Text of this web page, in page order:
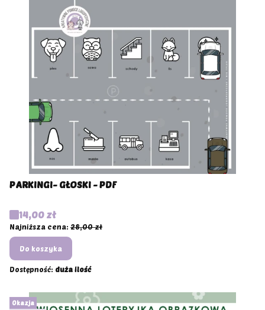
PARKINGI- GŁOSKI - PDF
Cena promocyjna
14,00 zł
Najniższa cena: 28,00 zł
Do koszyka
Dostępność: duża ilość
Okazja